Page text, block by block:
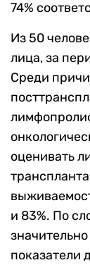
74%
Из 50
лица, за
Среди
оценивать
и 83%. По
показатели